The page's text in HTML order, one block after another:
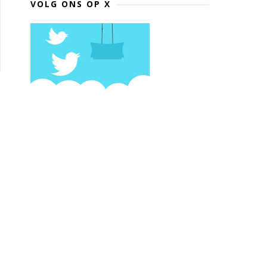
VOLG ONS OP X